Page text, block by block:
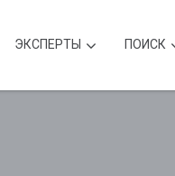
ЭКСПЕРТЫ ПОИСК